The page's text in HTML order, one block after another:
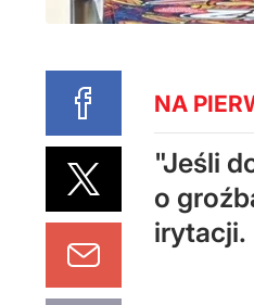
NA
"Jeśli
o
irytacji.